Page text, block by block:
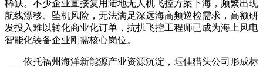
稀缺。不少企业直接复用陆地无人机飞控方案下海，频繁出现
航线漂移、坠机风险，无法满足深远海高频巡检需求，高额研
发投入难以转化商业化订单，抗扰飞控工程师已成为海上风电
智能化装备企业刚需核心岗位。
依托福州海洋新能源产业资源沉淀，珏佳猎头公司形成标